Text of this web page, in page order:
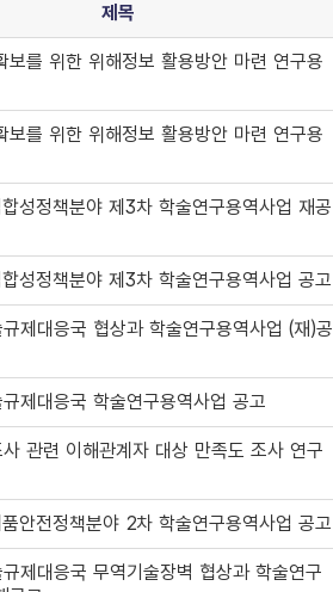
제목
보를 위한 위해정보 활용방안 마련 연구용
보를 위한 위해정보 활용방안 마련 연구용
성정책분야 제3차 학술연구용역사업 재공
성정책분야 제3차 학술연구용역사업 공고
제대응국 협상과 학술연구용역사업 (재)공
제대응국 학술연구용역사업 공고
관련 이해관계자 대상 만족도 조사 연구
안전정책분야 2차 학술연구용역사업 공고
제대응국 무역기술장벽 협상과 학술연구